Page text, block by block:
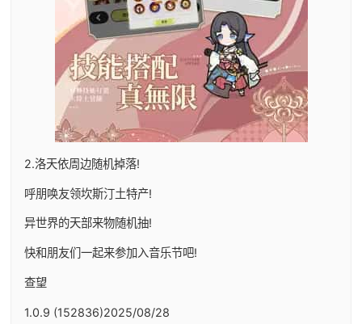
2.洛天依周边随机掉落!
呼朋唤友领坎斯汀土特产!
异世界的天部来物随机抽!
快和朋友们一起来参加入音乐节吧!
查望
1.0.9 (152836)2025/08/28